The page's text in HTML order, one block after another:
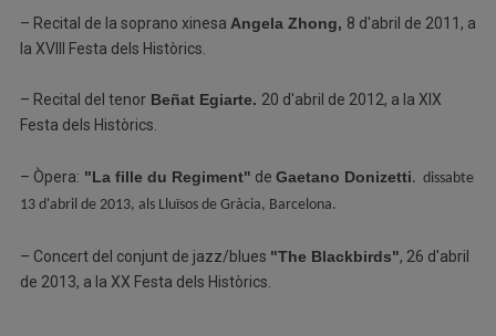
– Recital de la soprano xinesa Angela Zhong, 8 d'abril de 2011, a
la XVIII Festa dels Històrics.
– Recital del tenorBeñat Egiarte. 20 d'abril de 2012, a la XIX
Festa dels Històrics.
– Òpera: "La fille du Regiment" de Gaetano Donizetti. dissabte
13 d'abril de 2013, als Lluïsos de Gràcia, Barcelona.
– Concert del conjunt de jazz/blues "The Blackbirds", 26 d'abril
de 2013, a la XX Festa dels Històrics.